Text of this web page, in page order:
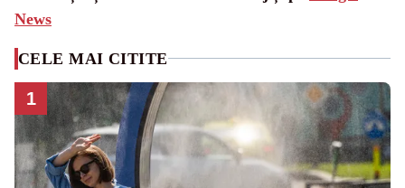
News
CELE MAI CITITE
1